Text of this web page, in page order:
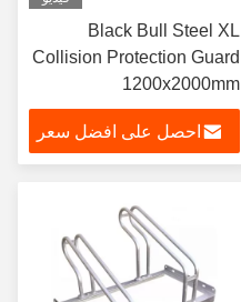
Black Bull Steel XL
Collision Protection Guard
1200x2000mm
احصل على افضل سعر